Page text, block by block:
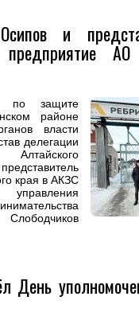
и
предприятие
по защите
районе
власти
делегации
края в АКЗС
управления
День